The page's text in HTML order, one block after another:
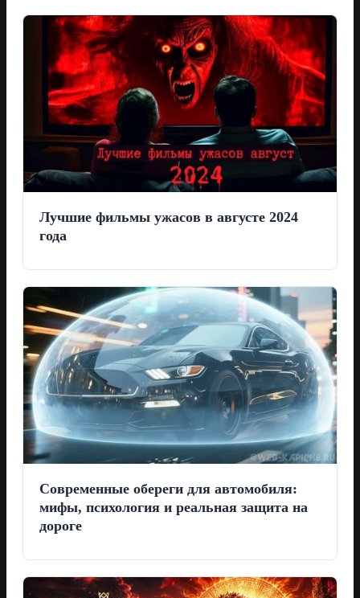
Лучшие фильмы ужасов в августе 2024
года
Современные обереги для автомобиля:
мифы, психология и реальная защита на
дороге